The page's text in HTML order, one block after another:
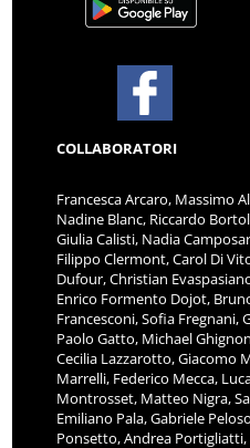
COLLABORATORI
Francesca Arcaro, Massimo
Nadine Blanc, Riccardo
Giulia Calisti, Nadia
Filippo Clermont, Carol Di
Dufour, Christian
Enrico Formento Dojot,
Francesconi, Sofia Fregnani,
Paolo Gatto, Michael
Cecilia Lazzarotto, Giacomo
Marrelli, Federico Mecca,
Montrosset, Matteo Nigra,
Emiliano Pala, Gabriele
Ponsetto, Andrea